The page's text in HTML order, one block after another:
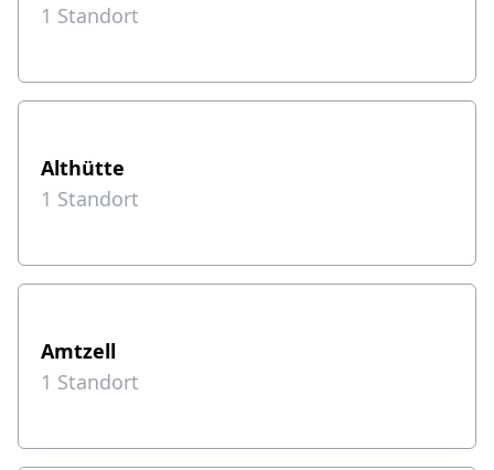
1 Standort
Althütte
1 Standort
Amtzell
1 Standort